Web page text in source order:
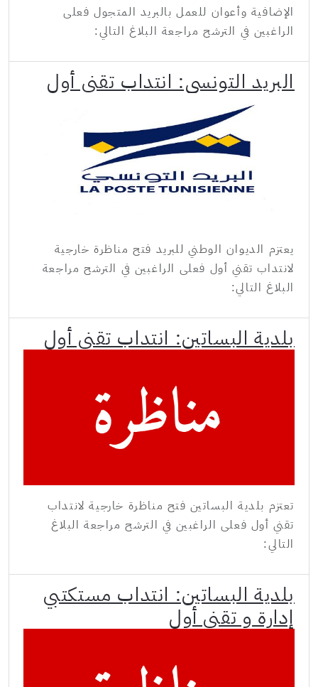
الإضافية وأعوان للعمل بالبريد المتجول فعلى
الراغبين في الترشح مراجعة البلاغ التالي:
البريد التونسي: انتداب تقني أول
يعتزم الديوان الوطني للبريد فتح مناظرة خارجية
لانتداب تقني أول فعلى الراغبين في الترشح مراجعة
البلاغ التالي:
بلدية البساتين: انتداب تقني أول
تعتزم بلدية البساتين فتح مناظرة خارجية لانتداب
تقني أول فعلى الراغبين في الترشح مراجعة البلاغ
التالي:
بلدية البساتين: انتداب مستكتبي
إدارة و تقني أول